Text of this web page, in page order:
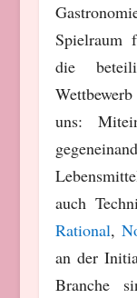
Spielraum
die
uns:
auch
Rational,
an der
Branche